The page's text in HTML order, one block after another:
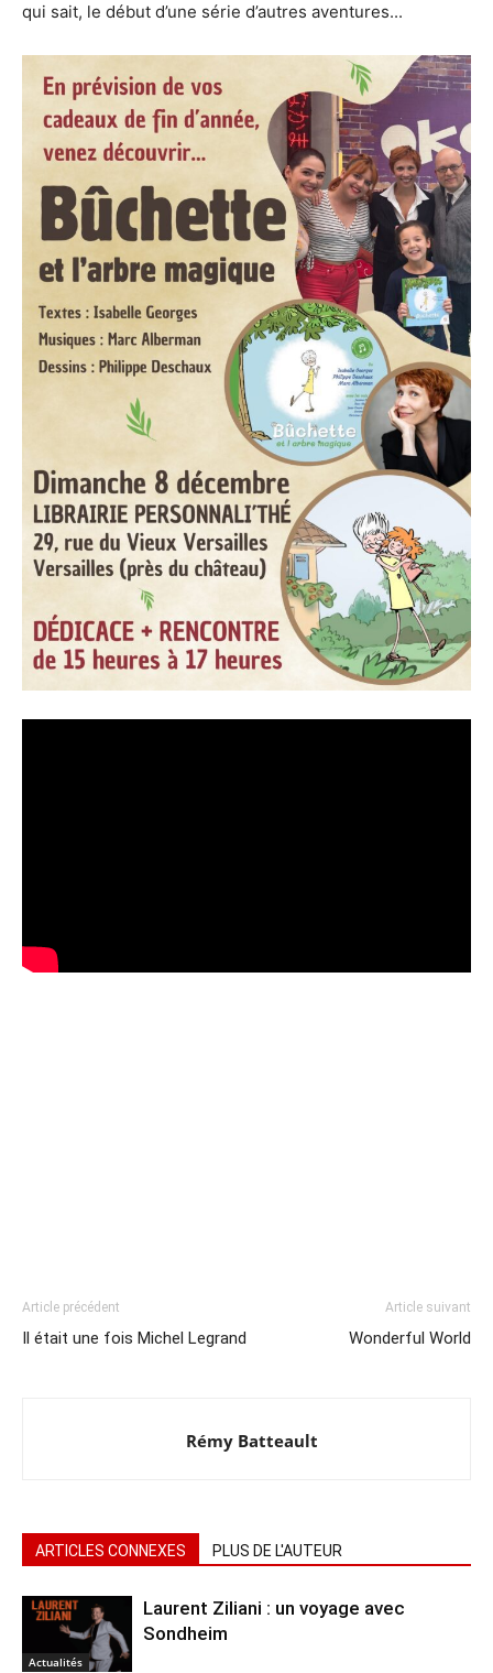
qui sait, le début d’une série d’autres aventures...
Article précédent
Il était une fois Michel Legrand
Article suivant
Wonderful World
Rémy Batteault
ARTICLES CONNEXES PLUS DE L'AUTEUR
Actualités
Laurent Ziliani : un voyage avec
Sondheim